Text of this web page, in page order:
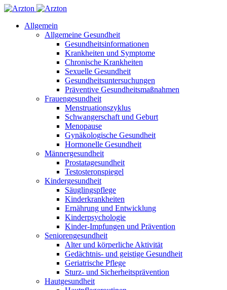
Allgemein
Allgemeine Gesundheit
Gesundheitsinformationen
Krankheiten und Symptome
Chronische Krankheiten
Sexuelle Gesundheit
Gesundheitsuntersuchungen
Präventive Gesundheitsmaßnahmen
Frauengesundheit
Menstruationszyklus
Schwangerschaft und Geburt
Menopause
Gynäkologische Gesundheit
Hormonelle Gesundheit
Männergesundheit
Prostatagesundheit
Testosteronspiegel
Kindergesundheit
Säuglingspflege
Kinderkrankheiten
Ernährung und Entwicklung
Kinderpsychologie
Kinder-Impfungen und Prävention
Seniorengesundheit
Alter und körperliche Aktivität
Gedächtnis- und geistige Gesundheit
Geriatrische Pflege
Sturz- und Sicherheitsprävention
Hautgesundheit